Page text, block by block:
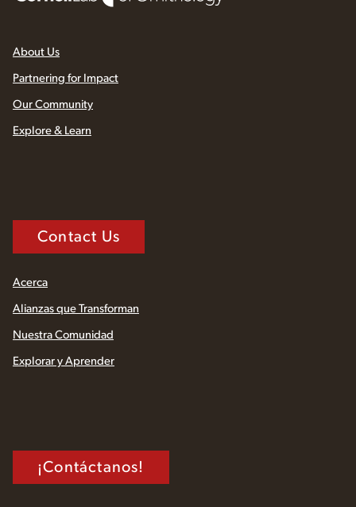
About Us
Partnering for Impact
Our Community
Explore & Learn
Contact Us
Acerca
Alianzas que Transforman
Nuestra Comunidad
Explorar y Aprender
¡Contáctanos!